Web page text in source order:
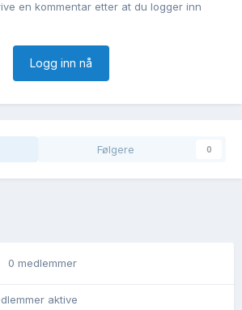
en kommentar etter at du logger inn
Logg inn nå
Følgere 0
0 medlemmer
aktive